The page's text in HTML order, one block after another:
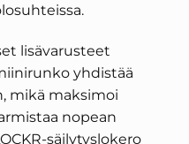
lisävarusteet
yhdistää
mikä maksimoi
nopean
säilytyslokero